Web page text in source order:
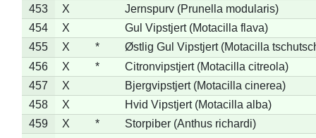
453
X
Jernspurv (Prunella modularis)
454
X
Gul Vipstjert (Motacilla flava)
455
X *
Østlig Gul Vipstjert (Motacilla
456
X *
Citronvipstjert (Motacilla citreola)
457
X
Bjergvipstjert (Motacilla cinerea)
458
X
Hvid Vipstjert (Motacilla alba)
459
X *
Storpiber (Anthus richardi)